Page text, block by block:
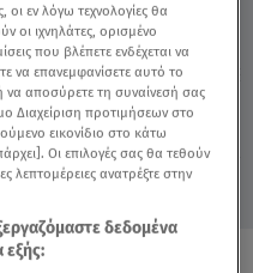
εν λόγω τεχνολογίες θα
οι ιχνηλάτες, ορισμένο
που βλέπετε ενδέχεται να
να επανεμφανίσετε αυτό το
να αποσύρετε τη συναίνεσή σας
Διαχείριση προτιμήσεων στο
εικονίδιο στο κάτω
Οι επιλογές σας θα τεθούν
λεπτομέρειες ανατρέξτε στην
δεδομένα
εξής: